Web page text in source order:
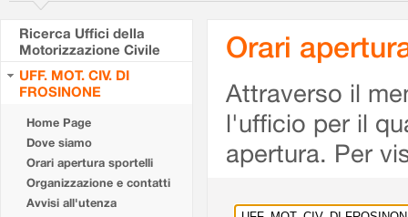
Ricerca Uffici della
Motorizzazione Civile
UFF. MOT. CIV. DI
FROSINONE
Home Page
Dove siamo
Orari apertura sportelli
Organizzazione e contatti
Avvisi all'utenza
Orari
Attraverso il
l'ufficio per il
apertura. Per